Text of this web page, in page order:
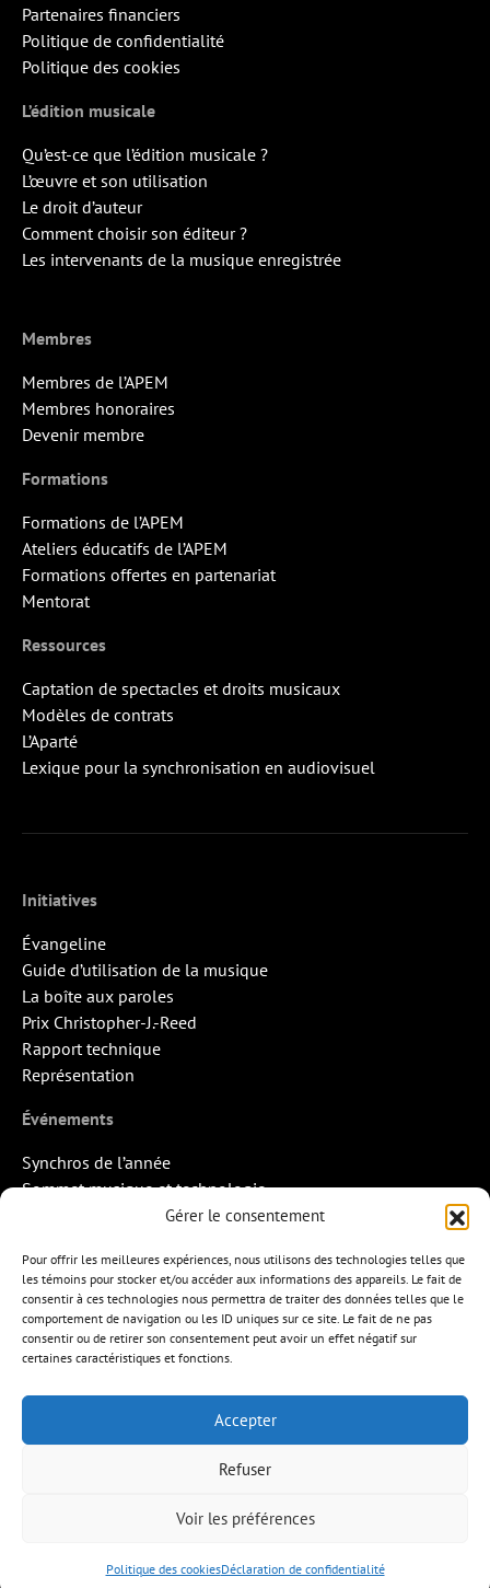
Gérer le consentement
Pour offrir les meilleures expériences, nous utilisons des technologies telles que
les témoins pour stocker et/ou accéder aux informations des appareils. Le fait de
consentir à ces technologies nous permettra de traiter des données telles que le
comportement de navigation ou les ID uniques sur ce site. Le fait de ne pas
consentir ou de retirer son consentement peut avoir un effet négatif sur
certaines caractéristiques et fonctions.
Accepter
Refuser
Voir les préférences
Politique des cookiesDéclaration de confidentialité
Partenaires financiers
Politique de confidentialité
Politique des cookies
L’édition musicale
Qu’est-ce que l’édition musicale ?
L’œuvre et son utilisation
Le droit d’auteur
Comment choisir son éditeur ?
Les intervenants de la musique enregistrée
Membres
Membres de l’APEM
Membres honoraires
Devenir membre
Formations
Formations de l’APEM
Ateliers éducatifs de l’APEM
Formations offertes en partenariat
Mentorat
Ressources
Captation de spectacles et droits musicaux
Modèles de contrats
L’Aparté
Lexique pour la synchronisation en audiovisuel
Initiatives
Évangeline
Guide d’utilisation de la musique
La boîte aux paroles
Prix Christopher-J.-Reed
Rapport technique
Représentation
Événements
Synchros de l’année
Sommet musique et technologie
Quand la musique rencontre l’image
Missions d’export
Contact
L’ÉDITION MUSICALE
CONTACT ENGLISH